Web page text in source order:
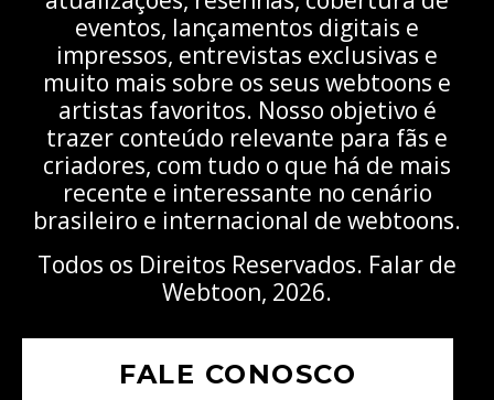
eventos, lançamentos digitais e
impressos, entrevistas exclusivas e
muito mais sobre os seus webtoons e
artistas favoritos. Nosso objetivo é
trazer conteúdo relevante para fãs e
criadores, com tudo o que há de mais
recente e interessante no cenário
brasileiro e internacional de webtoons.
Todos os Direitos Reservados. Falar de
Webtoon, 2026.
FALE CONOSCO